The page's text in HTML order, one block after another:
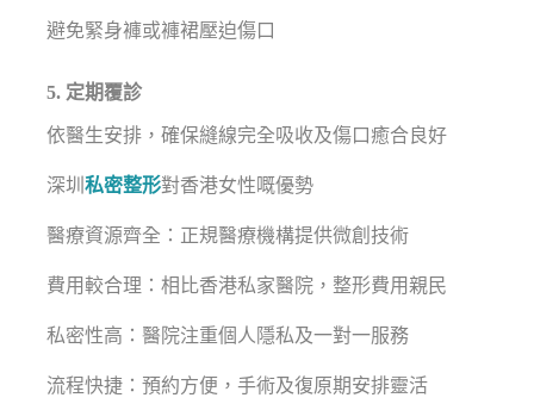
避免緊身褲或褲裙壓迫傷口
5. 定期覆診
依醫生安排，確保縫線完全吸收及傷口癒合良好
深圳私密整形對香港女性嘅優勢
醫療資源齊全：正規醫療機構提供微創技術
費用較合理：相比香港私家醫院，整形費用親民
私密性高：醫院注重個人隱私及一對一服務
流程快捷：預約方便，手術及復原期安排靈活